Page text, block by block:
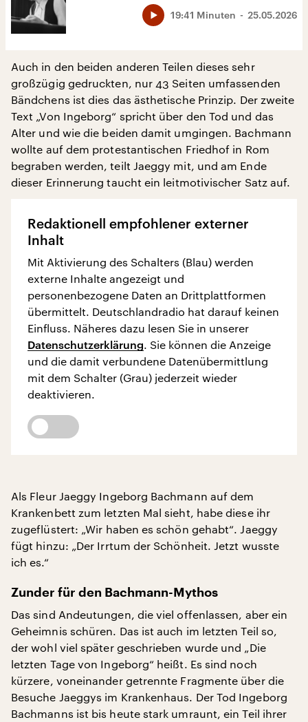
25.05.2026
19:41 Minuten
Auch in den beiden anderen Teilen dieses sehr
großzügig gedruckten, nur 43 Seiten umfassenden
Bändchens ist dies das ästhetische Prinzip. Der zweite
Text „Von Ingeborg“ spricht über den Tod und das
Alter und wie die beiden damit umgingen. Bachmann
wollte auf dem protestantischen Friedhof in Rom
begraben werden, teilt Jaeggy mit, und am Ende
dieser Erinnerung taucht ein leitmotivischer Satz auf.
Redaktionell empfohlener externer
Inhalt
Mit Aktivierung des Schalters (Blau) werden
externe Inhalte angezeigt und
personenbezogene Daten an Drittplattformen
übermittelt. Deutschlandradio hat darauf keinen
Einfluss. Näheres dazu lesen Sie in unserer
Datenschutzerklärung . Sie können die Anzeige
und die damit verbundene Datenübermittlung
mit dem Schalter (Grau) jederzeit wieder
deaktivieren.
Als Fleur Jaeggy Ingeborg Bachmann auf dem
Krankenbett zum letzten Mal sieht, habe diese ihr
zugeflüstert: „Wir haben es schön gehabt“. Jaeggy
fügt hinzu: „Der Irrtum der Schönheit. Jetzt wusste
ich es.“
Zunder für den Bachmann-Mythos
Das sind Andeutungen, die viel offenlassen, aber ein
Geheimnis schüren. Das ist auch im letzten Teil so,
der wohl viel später geschrieben wurde und „Die
letzten Tage von Ingeborg“ heißt. Es sind noch
kürzere, voneinander getrennte Fragmente über die
Besuche Jaeggys im Krankenhaus. Der Tod Ingeborg
Bachmanns ist bis heute stark umraunt, ein Teil ihrer